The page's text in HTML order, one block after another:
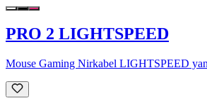
PRO 2 LIGHTSPEED
Mouse Gaming Nirkabel LIGHTSPEED